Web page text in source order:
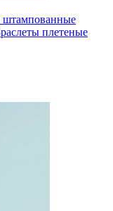
штампованные
плетеные